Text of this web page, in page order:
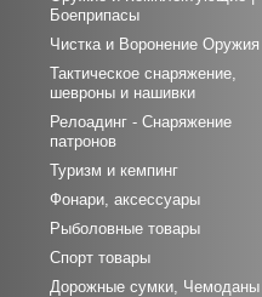
Боеприпасы
Чистка и Воронение Оружия
Тактическое снаряжение,
шевроны и нашивки
Релоадинг - Снаряжение
патронов
Туризм и кемпинг
Фонари, аксессуары
Рыболовные товары
Спорт товары
Дорожные сумки, Чемоданы